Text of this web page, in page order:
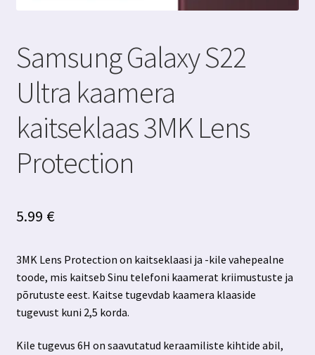
Samsung Galaxy S22
Ultra kaamera
kaitseklaas 3MK Lens
Protection
5.99 €
3MK Lens Protection on kaitseklaasi ja -kile vahepealne
toode, mis kaitseb Sinu telefoni kaamerat kriimustuste ja
põrutuste eest. Kaitse tugevdab kaamera klaaside
tugevust kuni 2,5 korda.
Kile tugevus 6H on saavutatud keraamiliste kihtide abil,